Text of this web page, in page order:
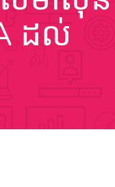
中文ដល់